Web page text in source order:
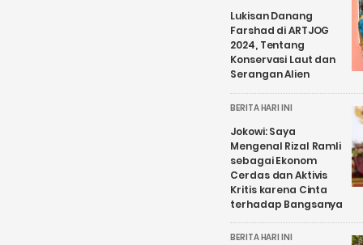
Lukisan Danang
Farshad di ARTJOG
2024, Tentang
Konservasi Laut dan
Serangan Alien
BERITA HARI INI
Jokowi: Saya
Mengenal Rizal Ramli
sebagai Ekonom
Cerdas dan Aktivis
Kritis karena Cinta
terhadap Bangsanya
BERITA HARI INI